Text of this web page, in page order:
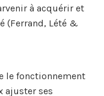
à acquérir et
(Ferrand, Lété &
le fonctionnement
ajuster ses